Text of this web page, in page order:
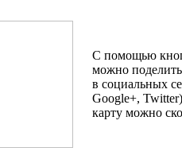
С помощью
можно
в социальных
Google+,
карту можно